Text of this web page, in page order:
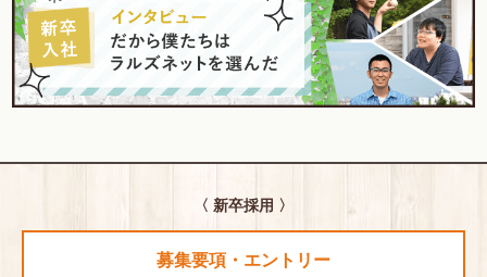
〈 新卒採用 〉
募集要項・エントリー